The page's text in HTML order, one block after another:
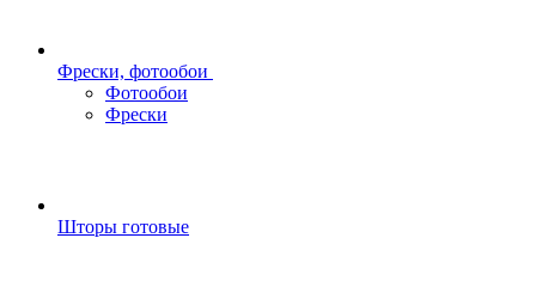
Фрески, фотообои
Фотообои
Фрески
Шторы готовые